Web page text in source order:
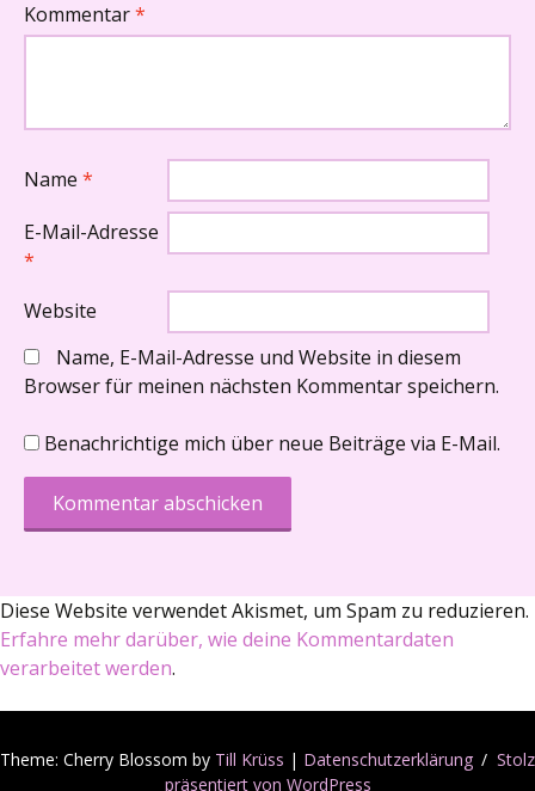
Kommentar*
Name *
E-Mail-Adresse
*
Website
Name, E-Mail-Adresse und Website in diesem
Browser für meinen nächsten Kommentar speichern.
Benachrichtige mich über neue Beiträge via E-Mail.
Diese Website verwendet Akismet, um Spam zu reduzieren.
Erfahre mehr darüber, wie deine Kommentardaten
verarbeitet werden.
Theme: Cherry Blossom by Till Krüss | Datenschutzerklärung
Stolz
präsentiert von WordPress